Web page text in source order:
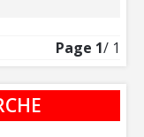
Page 1/ 1